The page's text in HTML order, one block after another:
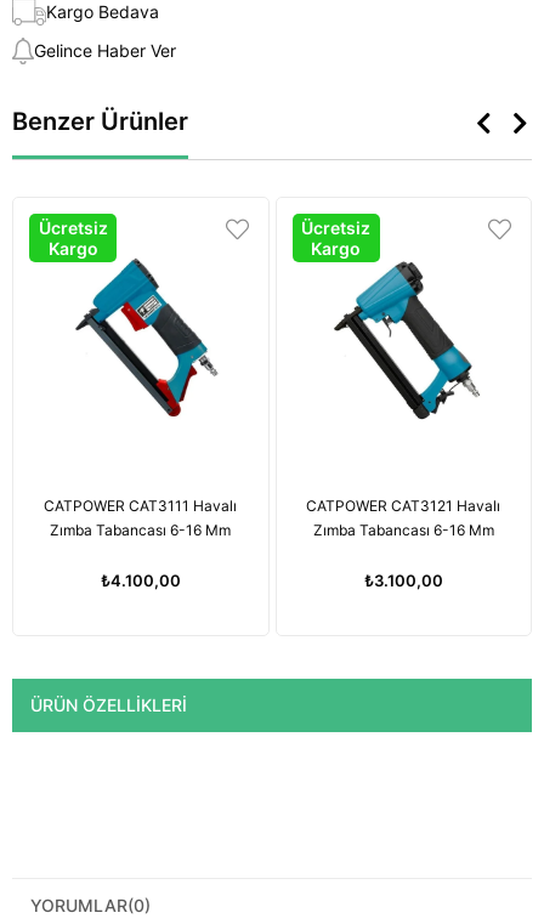
Kargo Bedava
Gelince Haber Ver
Benzer Ürünler
CATPOWER CAT3111 Havalı
Zımba Tabancası 6-16 Mm
₺4.100,00
Ücretsiz
Kargo
CATPOWER CAT3121 Havalı
Zımba Tabancası 6-16 Mm
₺3.100,00
Ücretsiz
Kargo
ÜRÜN ÖZELLIKLERI
YORUMLAR(0)